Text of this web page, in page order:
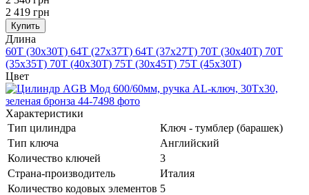
2 419 грн
Купить
Длина
60T (30x30T) 64T (27x37T) 64T (37x27T) 70T (30x40T) 70T
(35x35T) 70T (40x30T) 75T (30x45T) 75T (45x30T)
Цвет
Характеристики
Тип цилиндра
Ключ - тумблер (барашек)
Тип ключа
Английский
Количество ключей
3
Страна-производитель
Италия
Количество кодовых элементов 5